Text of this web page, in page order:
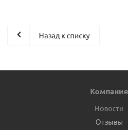
Назад к списку
Компания
Новости
Отзывы